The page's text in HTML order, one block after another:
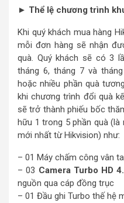
► Thể lệ chương trình
Khi quý khách mua hàng
mỗi đơn hàng sẽ nhận
quà. Quý khách sẽ có 3
tháng 6, tháng 7 và
hoặc nhiều phần quà
khi chương trình đổi quà
sẽ trở thành phiếu bốc
hữu 1 trong 5 phần quà
mới nhất từ Hikvision) như:
– 01 Máy chấm công vân
– 03 Camera Turbo HD
nguồn qua cáp đồng trục
– 01 Đầu ghi Turbo thế hệ